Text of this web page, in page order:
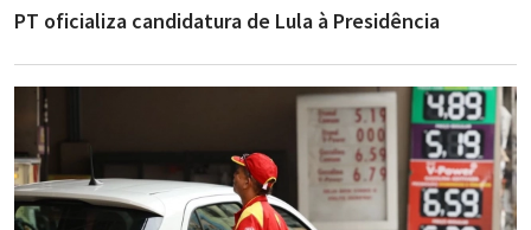
PT oficializa candidatura de Lula à Presidência